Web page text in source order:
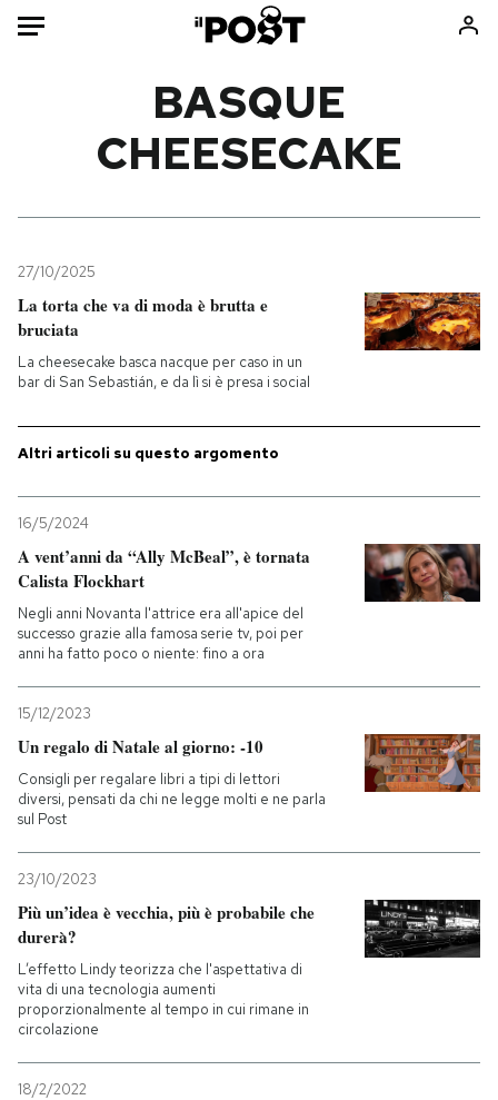
Mondo
Tecnologia
Internet
Cultura
Sport
Libri
Ok Boomer!
Europa
NEWSLETTER
I MIEI PREFERITI
SHOP
AREA PERSONALE
BASQUE
CHEESECAKE
27/10/2025
La torta che va di moda è brutta e
bruciata
La cheesecake basca nacque per caso in un
bar di San Sebastián, e da lì si è presa i social
Altri articoli su questo argomento
16/5/2024
A vent’anni da “Ally McBeal”, è tornata
Calista Flockhart
Negli anni Novanta l'attrice era all'apice del
successo grazie alla famosa serie tv, poi per
anni ha fatto poco o niente: fino a ora
15/12/2023
Un regalo di Natale al giorno: -10
Consigli per regalare libri a tipi di lettori
diversi, pensati da chi ne legge molti e ne parla
sul Post
23/10/2023
Più un’idea è vecchia, più è probabile che
durerà?
L’effetto Lindy teorizza che l'aspettativa di
vita di una tecnologia aumenti
proporzionalmente al tempo in cui rimane in
circolazione
18/2/2022